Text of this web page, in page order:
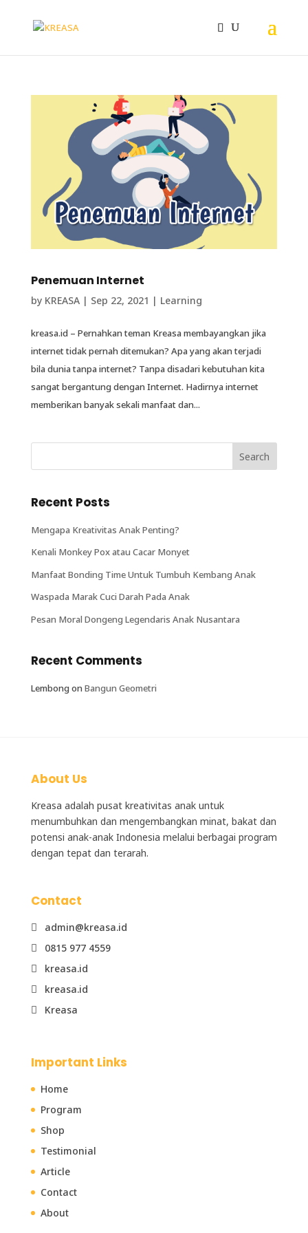
Penemuan Internet
by KREASA| Sep 22, 2021 | Learning
kreasa.id – Pernahkan teman Kreasa membayangkan jika
internet tidak pernah ditemukan? Apa yang akan terjadi
bila dunia tanpa internet? Tanpa disadari kebutuhan kita
sangat bergantung dengan Internet. Hadirnya internet
memberikan banyak sekali manfaat dan...
Recent Posts
Mengapa Kreativitas Anak Penting?
Kenali Monkey Pox atau Cacar Monyet
Manfaat Bonding Time Untuk Tumbuh Kembang Anak
Waspada Marak Cuci Darah Pada Anak
Pesan Moral Dongeng Legendaris Anak Nusantara
Recent Comments
Lembong on Bangun Geometri
About Us
Kreasa adalah pusat kreativitas anakuntuk
menumbuhkan dan mengembangkan minat, bakat dan
potensi anak-anak Indonesia melalui berbagai program
dengan tepat dan terarah.
Contact
 admin@kreasa.id
 0815 977 4559
 kreasa.id
 kreasa.id
 Kreasa
Important Links
Home
Program
Shop
Testimonial
Article
Contact
About